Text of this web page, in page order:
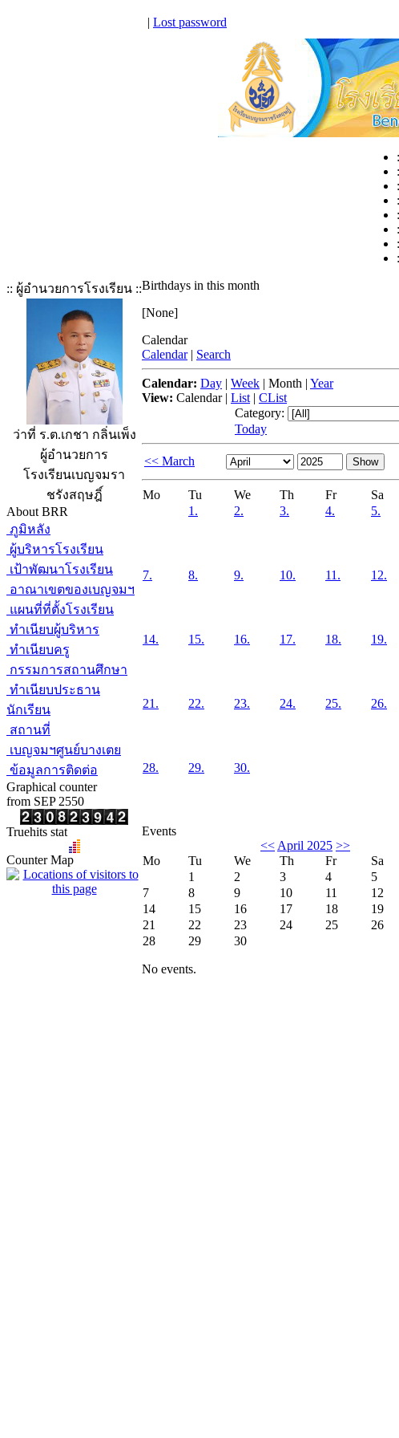
| Lost password
:: ผู้อำนวยการโรงเรียน ::
ว่าที่ ร.ต.เกชา กลิ่นเพ็ง
ผู้อำนวยการ
โรงเรียนเบญจมรา
ชรังสฤษฎิ์
About BRR
ภูมิหลัง
ผู้บริหารโรงเรียน
เป้าพัฒนาโรงเรียน
อาณาเขตของเบญจมฯ
แผนที่ที่ตั้งโรงเรียน
ทำเนียบผู้บริหาร
ทำเนียบครู
กรรมการสถานศึกษา
ทำเนียบประธาน
นักเรียน
สถานที่
เบญจมฯศูนย์บางเตย
ข้อมูลการติดต่อ
Graphical counter
from SEP 2550
Truehits stat
Counter Map
Birthdays in this month
[None]
Calendar
Calendar | Search
Calendar: Day | Week | Month | Year
View: Calendar| List | CList
Category:
Today
<< March
Mo Tu We Th Fr Sa
1.
2. 3. 4. 5.
7. 8. 9. 10. 11. 12.
14. 15. 16. 17. 18. 19.
21. 22. 23. 24. 25. 26.
28. 29. 30.
Events
<< April 2025 >>
Mo
Tu We Th Fr Sa
1
2 3 4 5
7
8 9 10 11 12
14
15 16 17 18 19
21
22 23 24 25 26
28
29 30
No events.